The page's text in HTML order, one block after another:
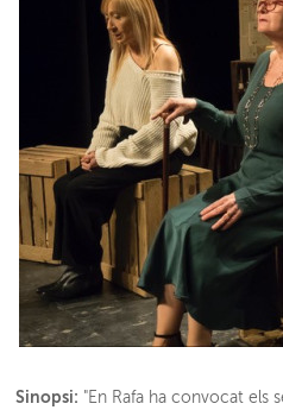
Sinopsi: "En Rafa ha convocat els